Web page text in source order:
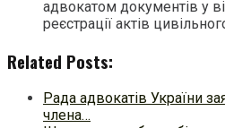
адвокатом документів у
реєстрації актів
Related Posts:
Рада адвокатів України
члена…